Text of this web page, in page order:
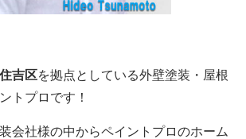
吉区を拠点としている外壁塗装・屋根
トプロです！
会社様の中からペイントプロのホーム